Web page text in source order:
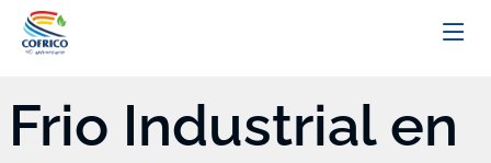
Frio Industrial en